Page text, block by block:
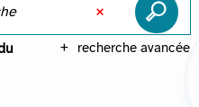
recherche avancée